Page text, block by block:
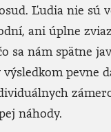
Ľudia nie sú
ani úplne
sa nám spätne
pevne
náhody.